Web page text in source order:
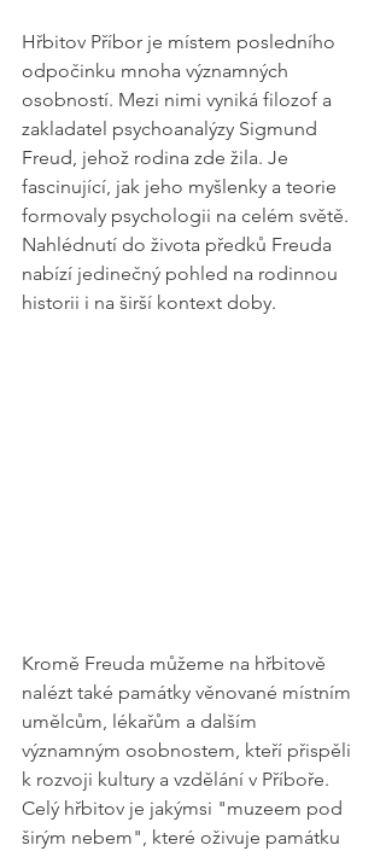
Hřbitov Příbor je místem posledního
odpočinku mnoha významných
osobností. Mezi nimi vyniká filozof a
zakladatel psychoanalýzy Sigmund
Freud, jehož rodina zde žila. Je
fascinující, jak jeho myšlenky a teorie
formovaly psychologii na celém světě.
Nahlédnutí do života předků Freuda
nabízí jedinečný pohled na rodinnou
historii i na širší kontext doby.
Kromě Freuda můžeme na hřbitově
nalézt také památky věnované místním
umělcům, lékařům a dalším
významným osobnostem, kteří přispěli
k rozvoji kultury a vzdělání v Příboře.
Celý hřbitov je jakýmsi "muzeem pod
širým nebem", které oživuje památku